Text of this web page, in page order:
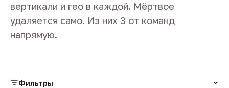
вертикали и гео в каждой. Мёртвое
удаляется само. Из них 3 от команд
напрямую.
Фильтры